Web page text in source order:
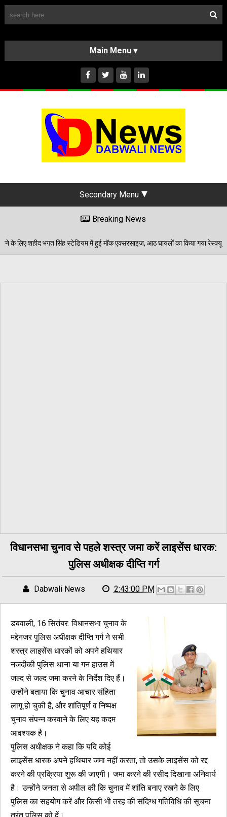
HOME
ABOUT US
INSTAGRAM
Secondary Menu
Breaking News
में हुई मॉक एक्सरसाइज, आठ घायलों का किया गया रेस्क्यू 06/08/2026
विधानसभा चुनाव से पहले शस्त्र जमा करें लाइसेंस धारक:
पुलिस अधीक्षक दीप्ति गर्ग
Dabwali News 2:43:00 PM
डबवाली, 16 सितंबर: विधानसभा चुनाव के
मद्देनजर पुलिस अधीक्षक दीप्ति गर्ग ने सभी
शस्त्र लाइसेंस धारकों को अपने हथियार
नजदीकी पुलिस थाना या गन हाउस में
जल्द से जल्द जमा करने के निर्देश दिए हैं।
उन्होंने बताया कि चुनाव आचार संहिता
लागू हो चुकी है, और शांतिपूर्ण व निष्पक्ष
चुनाव संपन्न करवाने के लिए यह कदम
आवश्यक है।
पुलिस अधीक्षक ने कहा कि यदि कोई
लाइसेंस धारक अपने हथियार जमा नहीं करता, तो उसके लाइसेंस को रद्द
करने की प्रक्रिया शुरू की जाएगी। जमा करने की रसीद दिखाना अनिवार्य
है। उन्होंने जनता से अपील की कि चुनाव में शांति बनाए रखने के लिए
पुलिस का सहयोग करें और किसी भी तरह की संदिग्ध गतिविधि की सूचना